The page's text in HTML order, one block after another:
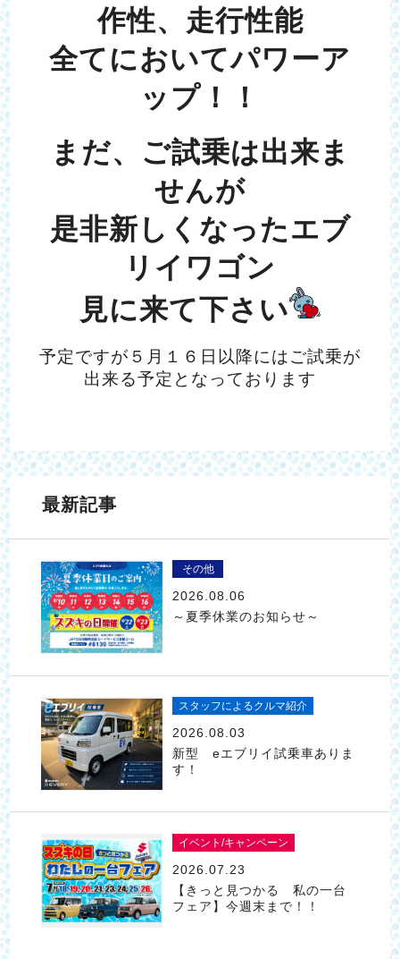
作性、走行性能
全てにおいてパワーア
ップ！！
まだ、ご試乗は出来ま
せんが
是非新しくなったエブ
リイワゴン
見に来て下さい
予定ですが５月１６日以降にはご試乗が
出来る予定となっております
最新記事
その他
2026.08.06
～夏季休業のお知らせ～
スタッフによるクルマ紹介
2026.08.03
新型 eエブリイ試乗車ありま
す！
イベント/キャンペーン
2026.07.23
【きっと見つかる 私の一台
フェア】今週末まで！！